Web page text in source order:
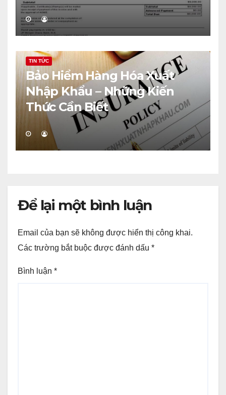
TIN TỨC
Bảo Hiểm Hàng Hóa Xuất
Nhập Khẩu – Những Kiến
Thức Cần Biết
Để lại một bình luận
Email của bạn sẽ không được hiển thị công khai.
Các trường bắt buộc được đánh dấu *
Bình luận *